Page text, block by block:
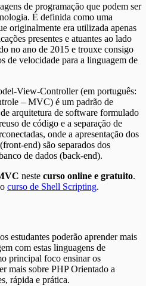
de programação que podem ser
É definida como uma
originalmente era utilizada apenas
presentes e atuantes ao lado
no ano de 2015 e trouxe consigo
de velocidade para a linguagem de
View-Controller (em português:
– MVC) é um padrão de
arquitetura de software formulado
de código e a separação de
onde a apresentação dos
end) são separados dos
de dados (back-end).
neste curso online e gratuito.
curso de Shell Scripting.
os estudantes poderão aprender mais
com estas linguagens de
principal foco ensinar os
mais sobre PHP Orientado a
rápida e prática.